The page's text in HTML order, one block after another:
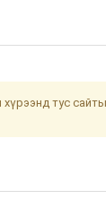
тус